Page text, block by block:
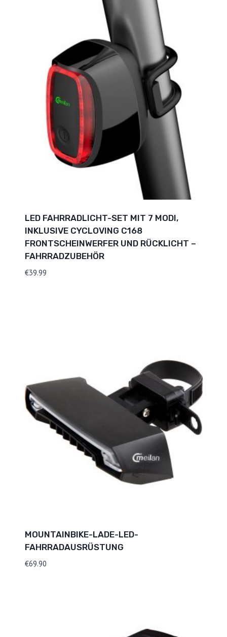
LED FAHRRADLICHT-SET MIT 7 MODI,
INKLUSIVE CYCLOVING C168
FRONTSCHEINWERFER UND RÜCKLICHT –
FAHRRADZUBEHÖR
€39.99
MOUNTAINBIKE-LADE-LED-
FAHRRADAUSRÜSTUNG
€69.90